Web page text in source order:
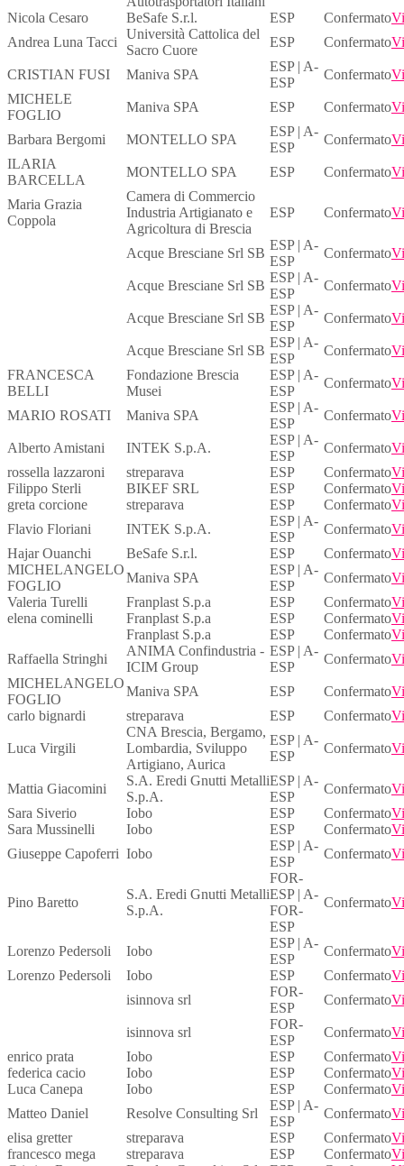
Nicola Cesaro
BeSafe S.r.l. ESP Confermato
Andrea Luna Tacci
Università Cattolica del
Sacro Cuore
ESP Confermato
CRISTIAN FUSI Maniva SPA
ESP | A-
ESP
Confermato
MICHELE
FOGLIO
Maniva SPA ESP Confermato
Barbara Bergomi MONTELLO SPA
ESP | A-
ESP
Confermato
ILARIA
BARCELLA
MONTELLO SPA ESP Confermato
Maria Grazia
Coppola
Camera di Commercio
Industria Artigianato e
Agricoltura di Brescia
ESP Confermato
Acque Bresciane Srl SB
ESP | A-
ESP
Confermato
Acque Bresciane Srl SB
ESP | A-
ESP
Confermato
Acque Bresciane Srl SB
ESP | A-
ESP
Confermato
Acque Bresciane Srl SB
ESP | A-
ESP
Confermato
FRANCESCA
BELLI
Fondazione Brescia
Musei
ESP | A-
ESP
Confermato
MARIO ROSATI Maniva SPA
ESP | A-
ESP
Confermato
Alberto Amistani INTEK S.p.A.
ESP | A-
ESP
Confermato
rossella lazzaroni
streparava ESP Confermato
Filippo Sterli
BIKEF SRL ESP Confermato
greta corcione
streparava ESP Confermato
Flavio Floriani
INTEK S.p.A.
ESP | A-
ESP
Confermato
Hajar Ouanchi
BeSafe S.r.l. ESP Confermato
MICHELANGELO
FOGLIO
Maniva SPA
ESP | A-
ESP
Confermato
Valeria Turelli
Franplast S.p.a ESP Confermato
elena cominelli
Franplast S.p.a ESP Confermato
Franplast S.p.a
ESP Confermato
Raffaella Stringhi
ANIMA Confindustria -
ICIM Group
ESP | A-
ESP
Confermato
MICHELANGELO
FOGLIO
Maniva SPA ESP Confermato
carlo bignardi
streparava ESP Confermato
Luca Virgili
CNA Brescia, Bergamo,
Lombardia, Sviluppo
Artigiano, Aurica
ESP | A-
ESP
Confermato
Mattia Giacomini
S.A. Eredi Gnutti Metalli
S.p.A.
ESP | A-
ESP
Confermato
Sara Siverio
Iobo ESP Confermato
Sara Mussinelli
Iobo ESP Confermato
Giuseppe Capoferri Iobo
ESP | A-
ESP
Confermato
Pino Baretto
S.A. Eredi Gnutti Metalli
S.p.A.
FOR-
ESP | A-
FOR-
ESP
Confermato
Lorenzo Pedersoli Iobo
ESP | A-
ESP
Confermato
Lorenzo Pedersoli
Iobo ESP Confermato
isinnova srl
FOR-
ESP
Confermato
isinnova srl
FOR-
ESP
Confermato
enrico prata
Iobo ESP Confermato
federica cacio
Iobo ESP Confermato
Luca Canepa
Iobo ESP Confermato
Matteo Daniel
Resolve Consulting Srl
ESP | A-
ESP
Confermato
elisa gretter
streparava ESP Confermato
francesco mega
streparava ESP Confermato